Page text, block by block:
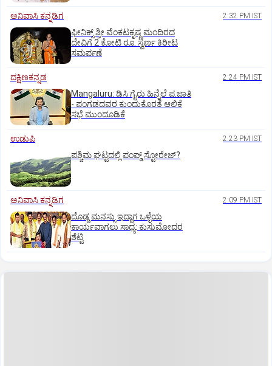
ಅನಿವಾಸಿ ಕನ್ನಡಿಗ 2:32 PM IST
ಫೀನಿಕ್ಸ್ ಶ್ರೀ ವೆಂಕಟಕೃಷ್ಣ ಮಂದಿರದ
ದೇವಿಗೆ 2 ಕೋಟಿ ರೂ. ಸ್ವರ್ಣ ಕಿರೀಟ
ಸಮರ್ಪಣೆ
ದಕ್ಷಿಣಕನ್ನಡ 2:24 PM IST
Mangaluru: ಡಿಸಿ ಗೈರು ಹಿನ್ನೆಲೆ ಪ.ಜಾತಿ
- ಪಂಗಡದವರ ಕುಂದುಕೊರತೆ ಆಲಿಕೆ
ಸಭೆ ಮುಂದೂಡಿಕೆ
ಉಡುಪಿ 2:23 PM IST
ಪಶ್ಚಿಮ ಘಟ್ಟದಲ್ಲಿ ಪಂಪ್ಡ್ ಸ್ಟೋರೇಜ್‌?
ಅನಿವಾಸಿ ಕನ್ನಡಿಗ 2:09 PM IST
ದೊಡ್ಡ ಮನಸ್ಸು ಇದ್ದಾಗ ಒಳ್ಳೆಯ
ಕಾರ್ಯವಾಗಲು ಸಾಧ್ಯ: ಕುಸುಮೋದರ
ಶೆಟ್ಟಿ